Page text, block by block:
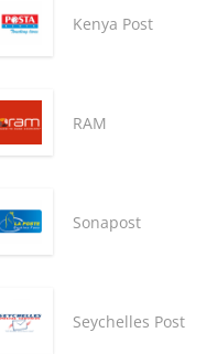
Kenya Post
RAM
Sonapost
Seychelles Post